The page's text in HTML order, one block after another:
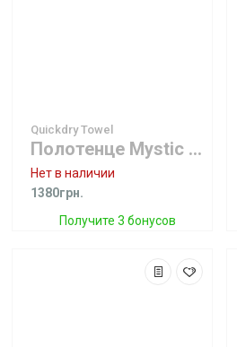
Quickdry Towel
Полотенце Mystic Quickdry Towel Mint
Нет в наличии
1380грн.
Получите 3 бонусов